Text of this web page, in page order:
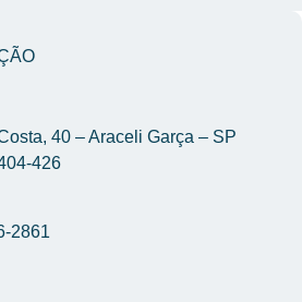
40 – Araceli Garça – SP
426
2861